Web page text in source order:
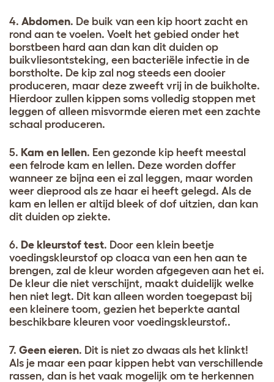
4. Abdomen. De buik van een kip hoort zacht en
rond aan te voelen. Voelt het gebied onder het
borstbeen hard aan dan kan dit duiden op
buikvliesontsteking, een bacteriële infectie in de
borstholte. De kip zal nog steeds een dooier
produceren, maar deze zweeft vrij in de buikholte.
Hierdoor zullen kippen soms volledig stoppen met
leggen of alleen misvormde eieren met een zachte
schaal produceren.
5. Kam en lellen. Een gezonde kip heeft meestal
een felrode kam en lellen. Deze worden doffer
wanneer ze bijna een ei zal leggen, maar worden
weer dieprood als ze haar ei heeft gelegd. Als de
kam en lellen er altijd bleek of dof uitzien, dan kan
dit duiden op ziekte.
6. De kleurstof test. Door een klein beetje
voedingskleurstof op cloaca van een hen aan te
brengen, zal de kleur worden afgegeven aan het ei.
De kleur die niet verschijnt, maakt duidelijk welke
hen niet legt. Dit kan alleen worden toegepast bij
een kleinere toom, gezien het beperkte aantal
beschikbare kleuren voor voedingskleurstof..
7. Geen eieren. Dit is niet zo dwaas als het klinkt!
Als je maar een paar kippen hebt van verschillende
rassen, dan is het vaak mogelijk om te herkennen